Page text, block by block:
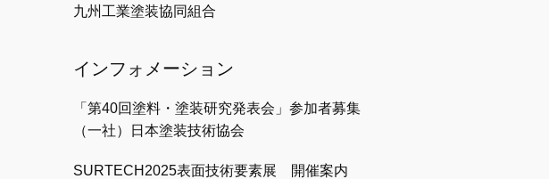
九州工業塗装協同組合
インフォメーション
「第40回塗料・塗装研究発表会」参加者募集
（一社）日本塗装技術協会
SURTECH2025表面技術要素展 開催案内